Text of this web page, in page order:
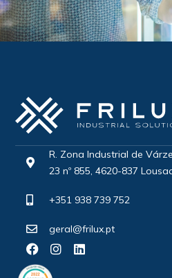
R. Zona Industrial de
23 nº 855, 4620-837
+351 938 739 752
geral@frilux.pt